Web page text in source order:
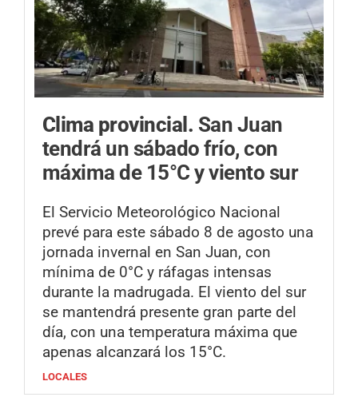
Clima provincial. San Juan
tendrá un sábado frío, con
máxima de 15°C y viento sur
El Servicio Meteorológico Nacional
prevé para este sábado 8 de agosto una
jornada invernal en San Juan, con
mínima de 0°C y ráfagas intensas
durante la madrugada. El viento del sur
se mantendrá presente gran parte del
día, con una temperatura máxima que
apenas alcanzará los 15°C.
LOCALES